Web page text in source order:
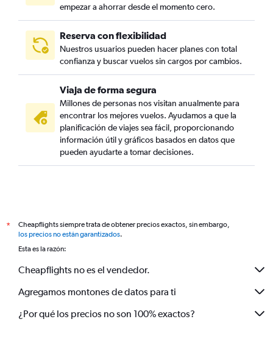
empezar a ahorrar desde el momento cero.
Reserva con flexibilidad
Nuestros usuarios pueden hacer planes con total
confianza y buscar vuelos sin cargos por cambios.
Viaja de forma segura
Millones de personas nos visitan anualmente para
encontrar los mejores vuelos. Ayudamos a que la
planificación de viajes sea fácil, proporcionando
información útil y gráficos basados en datos que
pueden ayudarte a tomar decisiones.
*
Cheapflights siempre trata de obtener precios exactos, sin embargo,
los precios no están garantizados.
Esta es la razón:
Cheapflights no es el vendedor.
Agregamos montones de datos para ti
¿Por qué los precios no son 100% exactos?